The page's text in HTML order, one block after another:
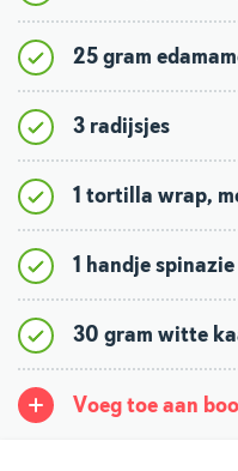
25 gram
3 radijsjes
1 tortilla wrap,
1 handje
30 gram witte
Voeg toe aan